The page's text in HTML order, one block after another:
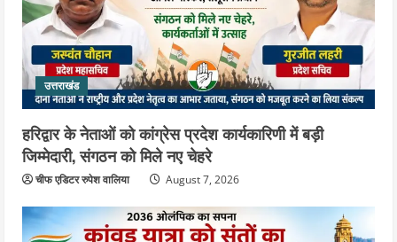
5
जिला जेल में गूंजा मां गंगा का महिमा गान,
संगीतमय कथा से कैदियों को मिला आध्यात्मिक
संदेश
August 5, 2026
उत्तराखंड
हरिद्वार के नेताओं को कांग्रेस प्रदेश कार्यकारिणी में बड़ी
जिम्मेदारी, संगठन को मिले नए चेहरे
चीफ एडिटर रुपेश वालिया August 7, 2026